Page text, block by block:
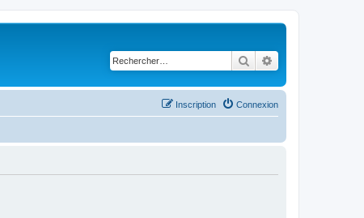
Rechercher
Connexion
Inscription